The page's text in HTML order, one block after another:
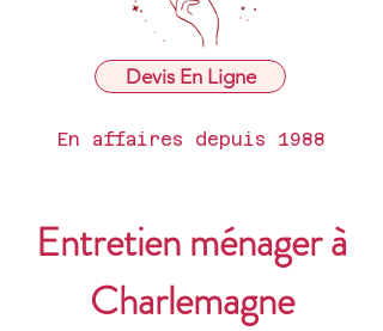
Devis En Ligne
En affaires depuis 1988
Entretien ménager à
Charlemagne